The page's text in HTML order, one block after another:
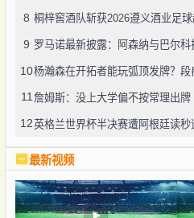
8
9
10
11詹姆斯：没上大学偏不按常理出
12
最新视频